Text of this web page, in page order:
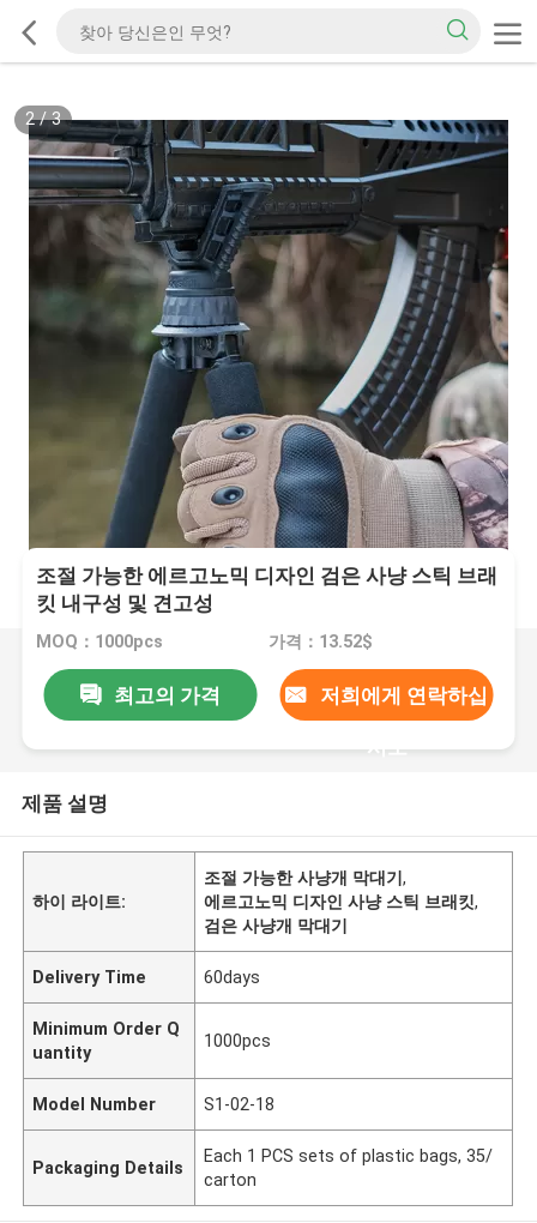
2/3
조절 가능한 에르고노믹 디자인 검은 사냥 스틱 브래
킷 내구성 및 견고성
MOQ：1000pcs 가격：13.52$
최고의 가격 저희에게 연락하십
시오
제품 설명
하이 라이트:
조절 가능한 사냥개 막대기,
에르고노믹 디자인 사냥 스틱 브래킷,
검은 사냥개 막대기
Delivery Time 60days
Minimum Order Q
uantity
1000pcs
Model Number S1-02-18
Packaging Details
Each 1 PCS sets of plastic bags, 35/
carton